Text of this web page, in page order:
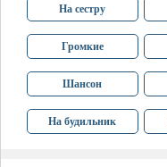
На сестру
Громкие
Шансон
На будильник